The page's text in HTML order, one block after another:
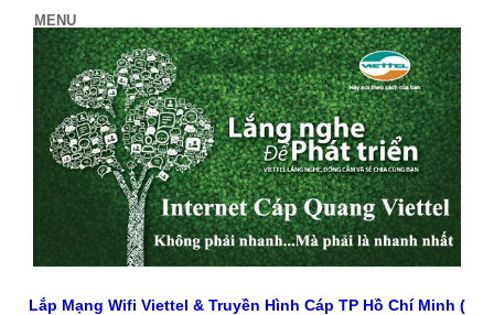
Lắp Mạng Wifi Viettel & Truyền Hình Cáp TP Hồ Chí Minh (